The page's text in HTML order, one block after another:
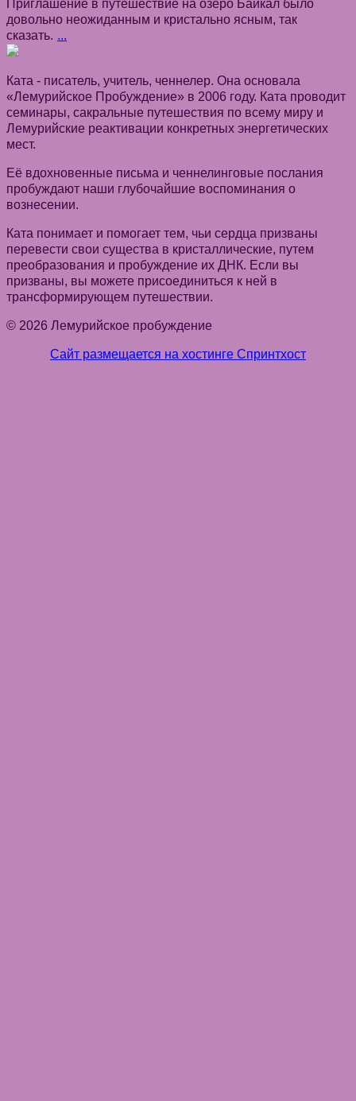
Приглашение в путешествие на озеро Байкал было
довольно неожиданным и кристально ясным, так
сказать. ...
Ката - писатель, учитель, ченнелер. Она основала
«Лемурийское Пробуждение» в 2006 году. Ката проводит
семинары, сакральные путешествия по всему миру и
Лемурийские реактивации конкретных энергетических
мест.
Её вдохновенные письма и ченнелинговые послания
пробуждают наши глубочайшие воспоминания о
вознесении.
Ката понимает и помогает тем, чьи сердца призваны
перевести свои существа в кристаллические, путем
преобразования и пробуждение их ДНК. Если вы
призваны, вы можете присоединиться к ней в
трансформирующем путешествии.
© 2026 Лемурийское пробуждение
Сайт размещается на хостинге Спринтхост